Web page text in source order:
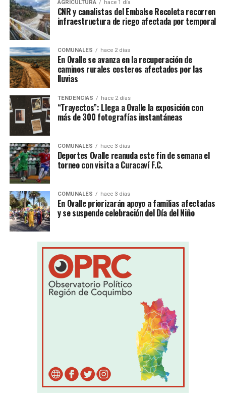
AGRICULTURA hace 1 día
CNR y canalistas del Embalse Recoleta recorren
infraestructura de riego afectada por temporal
COMUNALES hace 2 días
En Ovalle se avanza en la recuperación de
caminos rurales costeros afectados por las
lluvias
TENDENCIAS hace 2 días
“Trayectos”: Llega a Ovalle la exposición con
más de 300 fotografías instantáneas
COMUNALES hace 3 días
Deportes Ovalle reanuda este fin de semana el
torneo con visita a Curacaví F.C.
COMUNALES hace 3 días
En Ovalle priorizarán apoyo a familias afectadas
y se suspende celebración del Día del Niño